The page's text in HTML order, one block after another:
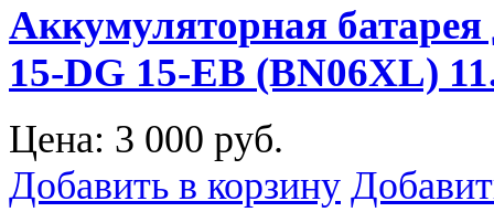
Аккумуляторная батарея
15-DG 15-EB (BN06XL)
Цена: 3 000 руб.
Добавить в корзину